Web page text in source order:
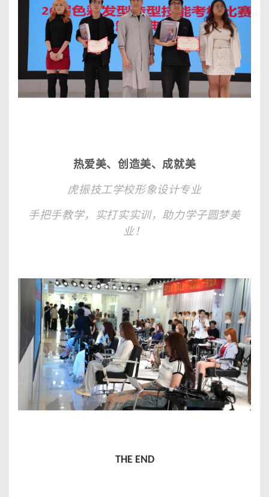
热爱美、创造美、成就美
虎振技工学校形象设计专业
手把手教学，实打实实训，助力学子圆梦美
业！
THE END